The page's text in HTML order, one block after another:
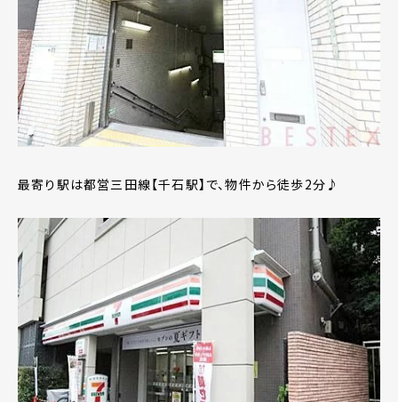
最寄り駅は都営三田線【千石駅】で、物件から徒歩2分♪